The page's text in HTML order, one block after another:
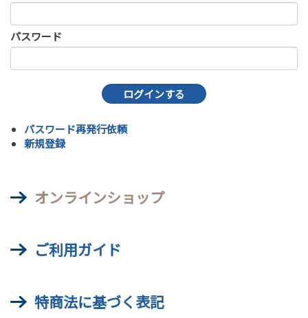
パスワード
パスワード再発行依頼
新規登録
オンラインショップ
ご利用ガイド
特商法に基づく表記